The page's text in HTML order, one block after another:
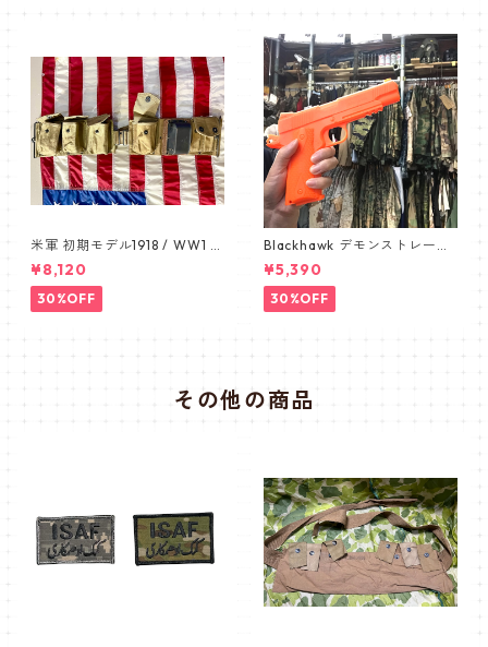
米軍 初期モデル1918 / WW1 B
AR BELT /バーベルト デッド
ストック カップ付き 1911
¥8,120
30%OFF
Blackhawk デモンストレーシ
ョン 1911 オレンジ ピスト
ル pistol
¥5,390
30%OFF
その他の商品